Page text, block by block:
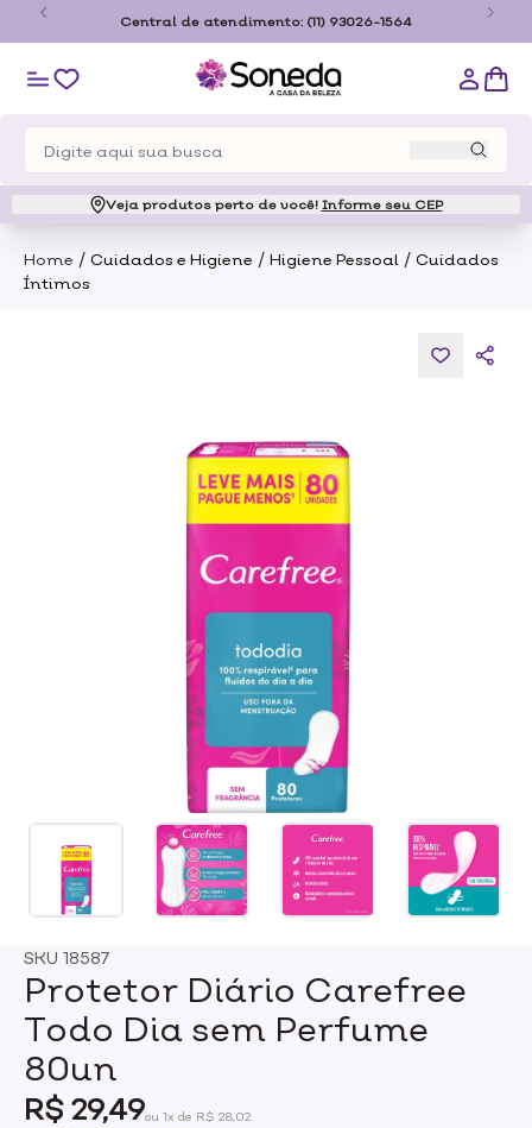
Central de atendimento: (11) 93026-1564
Veja produtos perto de você! Informe seu CEP
Home / Cuidados e Higiene / Higiene Pessoal / Cuidados
Íntimos
SKU 18587
Protetor Diário Carefree
Todo Dia sem Perfume
80un
R$ 29,49ou 1x de R$ 28,02